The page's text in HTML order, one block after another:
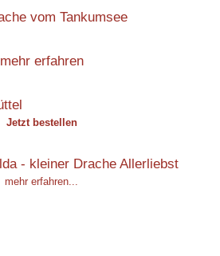
mehr erfahren
Jetzt bestellen
mehr erfahren...